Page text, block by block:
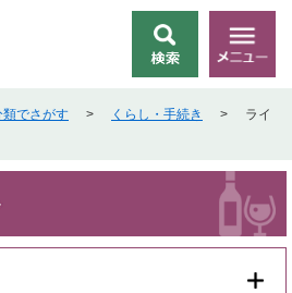
索
メ
ニ
類でさがす > くらし・手続き >
ライ